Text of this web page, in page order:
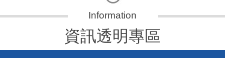
資訊透明專區